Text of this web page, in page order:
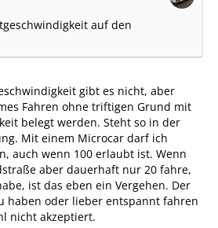
auf den
gibt es nicht, aber
Fahren ohne triftigen Grund mit
belegt werden. Steht so in der
Mit einem Microcar darf ich
auch wenn 100 erlaubt ist. Wenn
aber dauerhaft nur 20 fahre,
ist das eben ein Vergehen. Der
haben oder lieber entspannt fahren
nicht akzeptiert.